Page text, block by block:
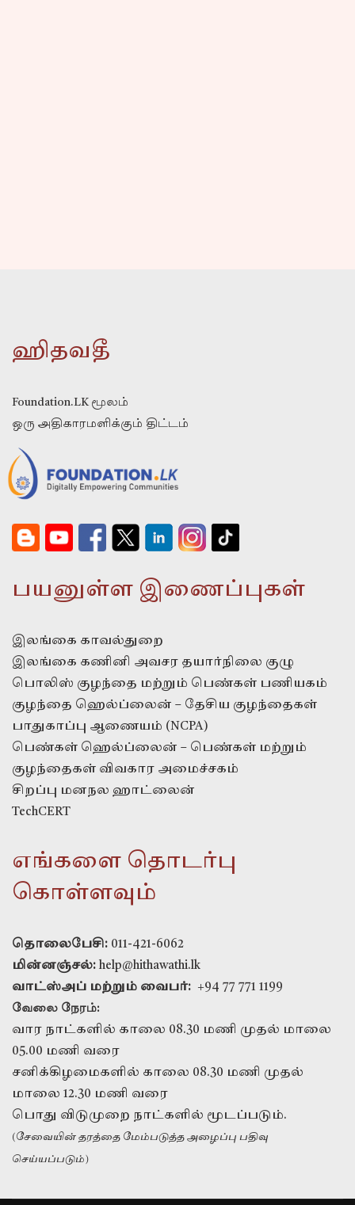
ஹிதவதீ
Foundation.LK மூலம்
ஒரு அதிகாரமளிக்கும் திட்டம்
பயனுள்ள இணைப்புகள்
இலங்கை காவல்துறை
இலங்கை கணினி அவசர தயார்நிலை குழு
பொலிஸ் குழந்தை மற்றும் பெண்கள் பணியகம்
குழந்தை ஹெல்ப்லைன் – தேசிய குழந்தைகள்
பாதுகாப்பு ஆணையம் (NCPA)
பெண்கள் ஹெல்ப்லைன் – பெண்கள் மற்றும்
குழந்தைகள் விவகார அமைச்சகம்
சிறப்பு மனநல ஹாட்லைன்
TechCERT
எங்களை தொடர்பு
கொள்ளவும்
தொலைபேசி: 011-421-6062
மின்னஞ்சல்: help@hithawathi.lk
வாட்ஸ்அப் மற்றும் வைபர்: +94 77 771 1199
வேலை நேரம்:
வார நாட்களில் காலை 08.30 மணி முதல் மாலை
05.00 மணி வரை
சனிக்கிழமைகளில் காலை 08.30 மணி முதல்
மாலை 12.30 மணி வரை
பொது விடுமுறை நாட்களில் மூடப்படும்.
(சேவையின் தரத்தை மேம்படுத்த அழைப்பு பதிவு
செய்யப்படும்)